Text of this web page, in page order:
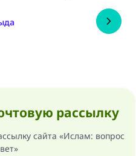
рассылку
сайта «Ислам: вопрос